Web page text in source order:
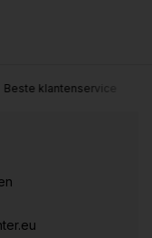
klantenservice